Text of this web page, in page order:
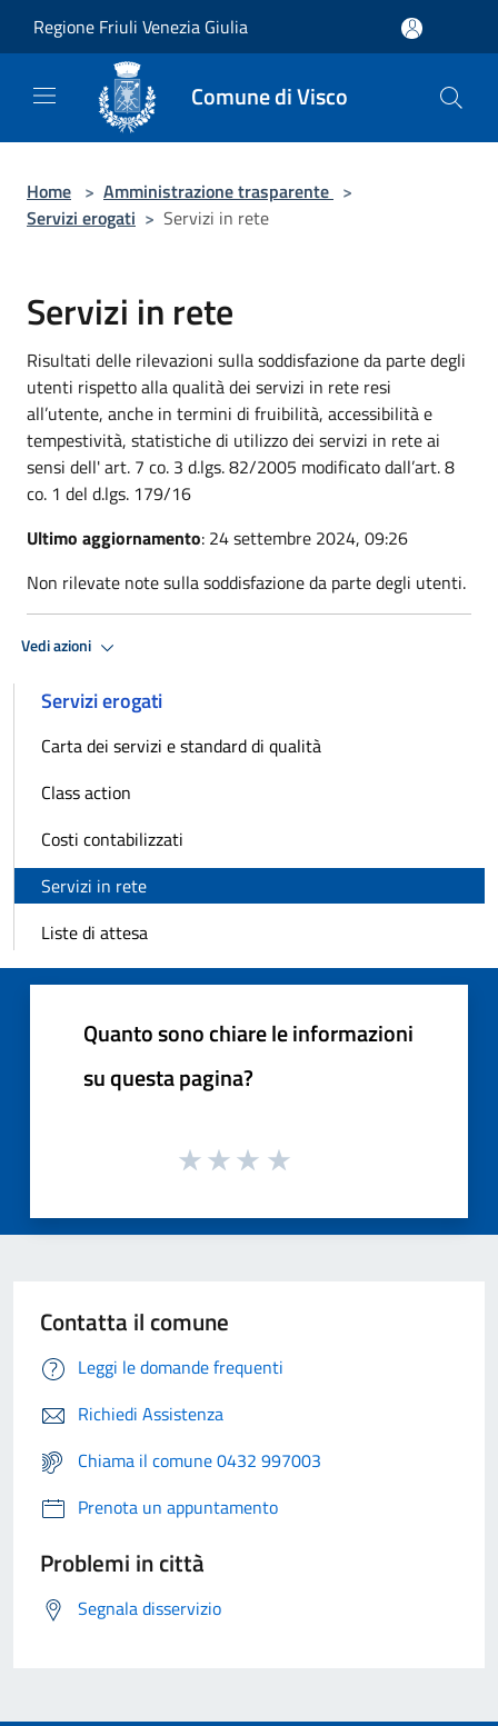
Regione Friuli Venezia Giulia
Comune di Visco
Home > Amministrazione trasparente >
Servizi erogati > Servizi in rete
Servizi in rete
Risultati delle rilevazioni sulla soddisfazione da parte degli
utenti rispetto alla qualità dei servizi in rete resi
all’utente, anche in termini di fruibilità, accessibilità e
tempestività, statistiche di utilizzo dei servizi in rete ai
sensi dell' art. 7 co. 3 d.lgs. 82/2005 modificato dall’art. 8
co. 1 del d.lgs. 179/16
Ultimo aggiornamento: 24 settembre 2024, 09:26
Non rilevate note sulla soddisfazione da parte degli utenti.
Vedi azioni
Servizi erogati
Carta dei servizi e standard di qualità
Class action
Costi contabilizzati
Servizi in rete
Liste di attesa
Quanto sono chiare le informazioni
su questa pagina?
Contatta il comune
Leggi le domande frequenti
Richiedi Assistenza
Chiama il comune 0432 997003
Prenota un appuntamento
Problemi in città
Segnala disservizio